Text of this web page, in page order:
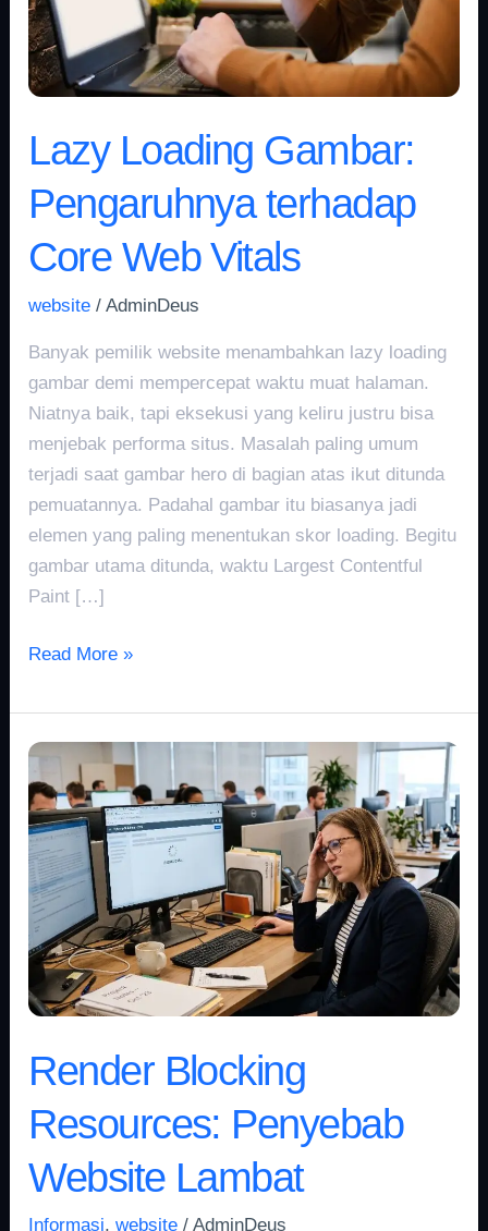
Lazy Loading Gambar:
Pengaruhnya terhadap
Core Web Vitals
website /AdminDeus
Banyak pemilik website menambahkan lazy loading
gambar demi mempercepat waktu muat halaman.
Niatnya baik, tapi eksekusi yang keliru justru bisa
menjebak performa situs. Masalah paling umum
terjadi saat gambar hero di bagian atas ikut ditunda
pemuatannya. Padahal gambar itu biasanya jadi
elemen yang paling menentukan skor loading. Begitu
gambar utama ditunda, waktu Largest Contentful
Paint […]
Web
Vitals
Read More »
Render Blocking
Resources: Penyebab
Website Lambat
Informasi,website /AdminDeus
Render
Blocking
Resources:
Penyebab
Website
Lambat